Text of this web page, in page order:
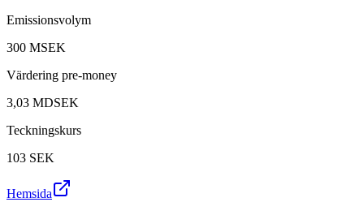
Emissionsvolym
300 MSEK
Värdering pre-money
3,03 MDSEK
Teckningskurs
103 SEK
Hemsida